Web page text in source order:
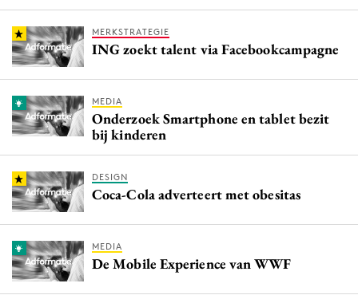
MERKSTRATEGIE
ING zoekt talent via Facebookcampagne
MEDIA
Onderzoek Smartphone en tablet bezit
bij kinderen
DESIGN
Coca-Cola adverteert met obesitas
MEDIA
De Mobile Experience van WWF